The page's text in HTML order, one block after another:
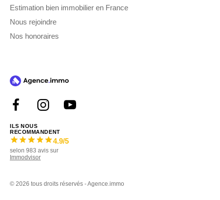
Estimation bien immobilier en France
Nous rejoindre
Nos honoraires
ILS NOUS
RECOMMANDENT
4.9/5
selon 983 avis sur
Immodvisor
© 2026 tous droits réservés - Agence.immo